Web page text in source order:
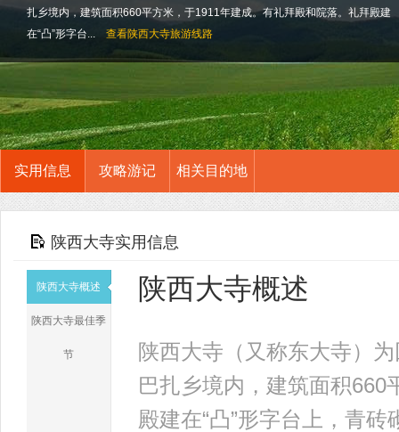
扎乡境内，建筑面积660平方米，于1911年建成。有礼拜殿和院落。礼拜殿建
在“凸”形字台...
查看陕西大寺旅游线路
实用信息 攻略游记 相关目的地
陕西大寺实用信息
陕西大寺概述
陕西大寺最佳季
节
陕西大寺概述
陕西大寺（又称东大寺）
巴扎乡境内，建筑面积
殿建在“凸”形字台上，青